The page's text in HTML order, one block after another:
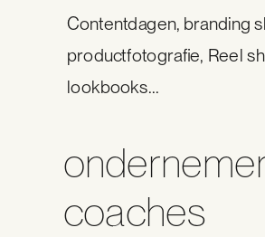
Contentdagen, branding
productfotografie, Reel
lookbooks...
coaches